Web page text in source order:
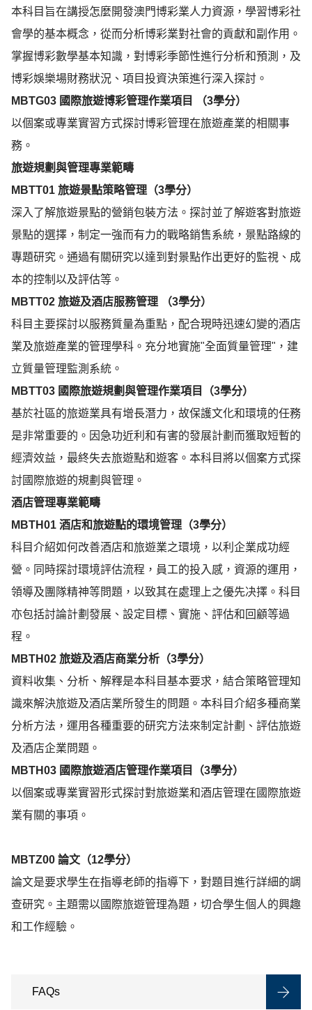
本科目旨在講授怎麼開發澳門博彩業人力資源，學習博彩社
會學的基本概念，從而分析博彩業對社會的貢獻和副作用。
掌握博彩數學基本知識，對博彩季節性進行分析和預測，及
博彩娛樂場財務狀況、項目投資決策進行深入探討。
MBTG03 國際旅遊博彩管理作業項目 （3學分）
以個案或專業實習方式探討博彩管理在旅遊產業的相關事
務。
旅遊規劃與管理專業範疇
MBTT01 旅遊景點策略管理（3學分）
深入了解旅遊景點的營銷包裝方法。探討並了解遊客對旅遊
景點的選擇，制定一強而有力的戰略銷售系統，景點路線的
專題研究。通過有關研究以達到對景點作出更好的監視、成
本的控制以及評估等。
MBTT02 旅遊及酒店服務管理 （3學分）
科目主要探討以服務質量為重點，配合現時迅速幻變的酒店
業及旅遊產業的管理學科。充分地實施"全面質量管理"，建
立質量管理監測系統。
MBTT03 國際旅遊規劃與管理作業項目（3學分）
基於社區的旅遊業具有增長潛力，故保護文化和環境的任務
是非常重要的。因急功近利和有害的發展計劃而獲取短暫的
經濟效益，最終失去旅遊點和遊客。本科目將以個案方式探
討國際旅遊的規劃與管理。
酒店管理專業範疇
MBTH01 酒店和旅遊點的環境管理（3學分）
科目介紹如何改善酒店和旅遊業之環境，以利企業成功經
營。同時探討環境評估流程，員工的投入感，資源的運用，
領導及團隊精神等問題，以致其在處理上之優先决擇。科目
亦包括討論計劃發展、設定目標、實施、評估和回顧等過
程。
MBTH02 旅遊及酒店商業分析（3學分）
資料收集、分析、解釋是本科目基本要求，結合策略管理知
識來解決旅遊及酒店業所發生的問題。本科目介紹多種商業
分析方法，運用各種重要的研究方法來制定計劃、評估旅遊
及酒店企業問題。
MBTH03 國際旅遊酒店管理作業項目（3學分）
以個案或專業實習形式探討對旅遊業和酒店管理在國際旅遊
業有關的事項。
MBTZ00 論文（12學分）
論文是要求學生在指導老師的指導下，對題目進行詳細的調
查研究。主題需以國際旅遊管理為題，切合學生個人的興趣
和工作經驗。
FAQs